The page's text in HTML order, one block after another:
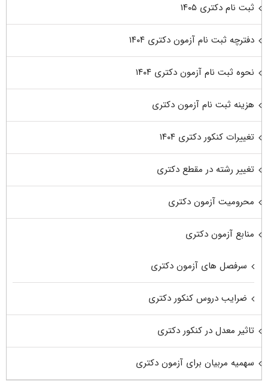
ثبت نام دکتری ۱۴۰۵
دفترچه ثبت نام آزمون دکتری ۱۴۰۴
نحوه ثبت نام آزمون دکتری ۱۴۰۴
هزینه ثبت نام آزمون دکتری
تغییرات کنکور دکتری ۱۴۰۴
تغییر رشته در مقطع دکتری
محرومیت آزمون دکتری
منابع آزمون دکتری
سرفصل های آزمون دکتری
ضرایب دروس کنکور دکتری
تاثیر معدل در کنکور دکتری
سهمیه مربیان برای آزمون دکتری